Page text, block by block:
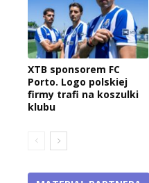
XTB sponsorem FC
Porto. Logo polskiej
firmy trafi na koszulki
klubu